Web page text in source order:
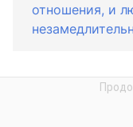
отношения, и